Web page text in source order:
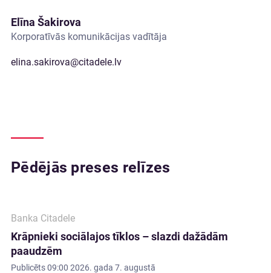
Elīna Šakirova
Korporatīvās komunikācijas vadītāja
elina.sakirova@citadele.lv
Pēdējās preses relīzes
Banka Citadele
Krāpnieki sociālajos tīklos – slazdi dažādām
paaudzēm
Publicēts09:00 2026. gada 7. augustā